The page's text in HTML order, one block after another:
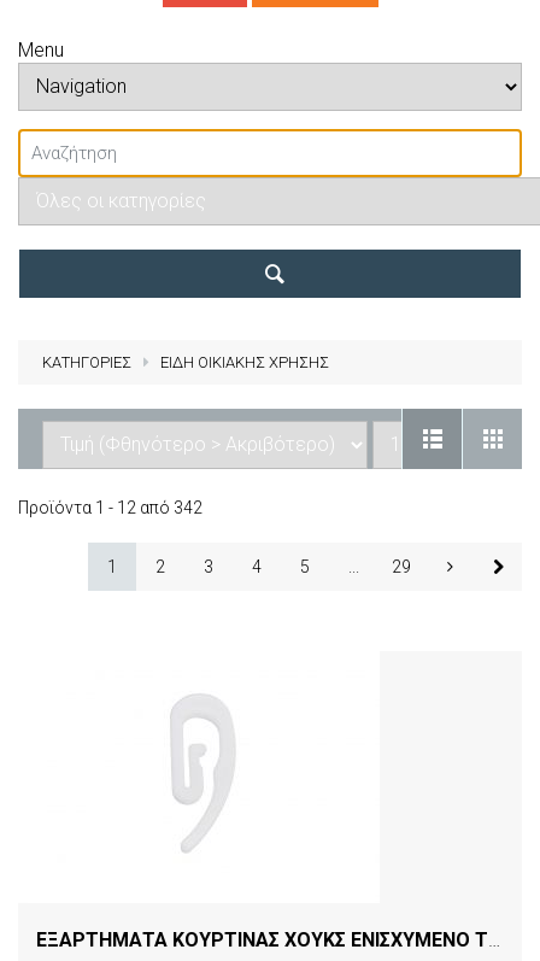
Menu
ΚΑΤΗΓΟΡΙΕΣ ΕΙΔΗ ΟΙΚΙΑΚΗΣ ΧΡΗΣΗΣ
Προϊόντα 1 - 12 από 342
1 2 3 4 5 29